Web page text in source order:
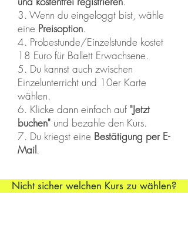
3. Wenn du eingeloggt bist, wähle
eine Preisoption.
4. Probestunde/Einzelstunde kostet
18 Euro für Ballett Erwachsene.
5. Du kannst auch zwischen
Einzelunterricht und 10er Karte
wählen.
6. Klicke dann einfach auf "Jetzt
buchen" und bezahle den Kurs.
7. Du kriegst eine Bestätigung per E-
Mail.
Nicht sicher welchen Kurs zu wählen?